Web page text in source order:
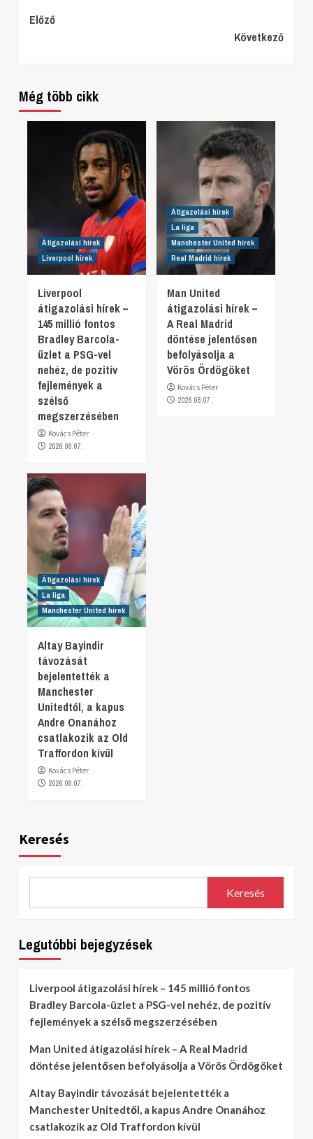
Continue
Előző
Következő
Még több cikk
Átigazolási hírek
Liverpool hírek
Liverpool
átigazolási hírek –
145 millió fontos
Bradley Barcola-
üzlet a PSG-vel
nehéz, de pozitív
fejlemények a
szélső
megszerzésében
Kovács Péter
2026.08.07.
Átigazolási hírek
La liga
Manchester United hírek
Real Madrid hírek
Man United
átigazolási hírek –
A Real Madrid
döntése jelentősen
befolyásolja a
Vörös Ördögöket
Kovács Péter
2026.08.07.
Átigazolási hírek
La liga
Manchester United hírek
Altay Bayindir
távozását
bejelentették a
Manchester
Unitedtől, a kapus
Andre Onanához
csatlakozik az Old
Traffordon kívül
Kovács Péter
2026.08.07.
Keresés
Keresés
Legutóbbi bejegyzések
Liverpool átigazolási hírek – 145 millió fontos
Bradley Barcola-üzlet a PSG-vel nehéz, de pozitív
fejlemények a szélső megszerzésében
Man United átigazolási hírek – A Real Madrid
döntése jelentősen befolyásolja a Vörös Ördögöket
Altay Bayindir távozását bejelentették a
Manchester Unitedtől, a kapus Andre Onanához
csatlakozik az Old Traffordon kívül